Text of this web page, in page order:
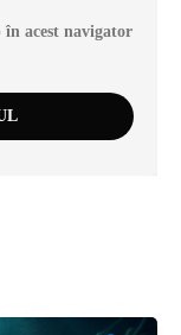
în acest navigator